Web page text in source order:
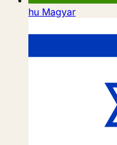
hu Magyar